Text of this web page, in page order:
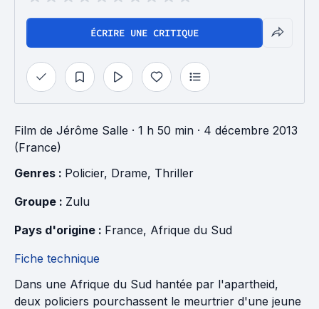
ÉCRIRE UNE CRITIQUE
Film de Jérôme Salle · 1 h 50 min · 4 décembre 2013
(France)
Genres : Policier, Drame, Thriller
Groupe : Zulu
Pays d'origine : France, Afrique du Sud
Fiche technique
Dans une Afrique du Sud hantée par l'apartheid,
deux policiers pourchassent le meurtrier d'une jeune